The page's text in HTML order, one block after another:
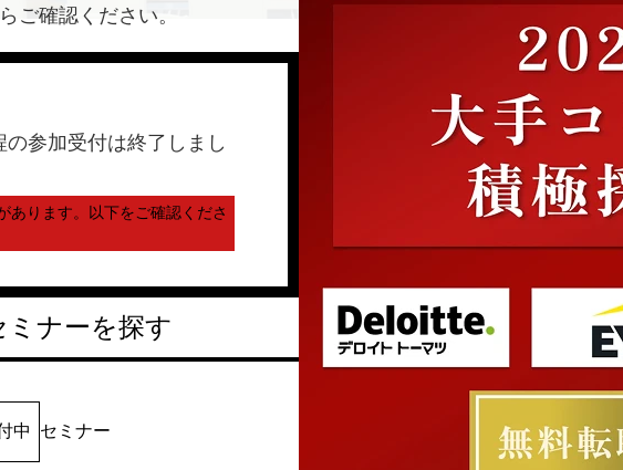
ご確認ください。
の参加受付は終了しまし
あります。
以下をご確認くださ
ミナーを探す
中 セミナー